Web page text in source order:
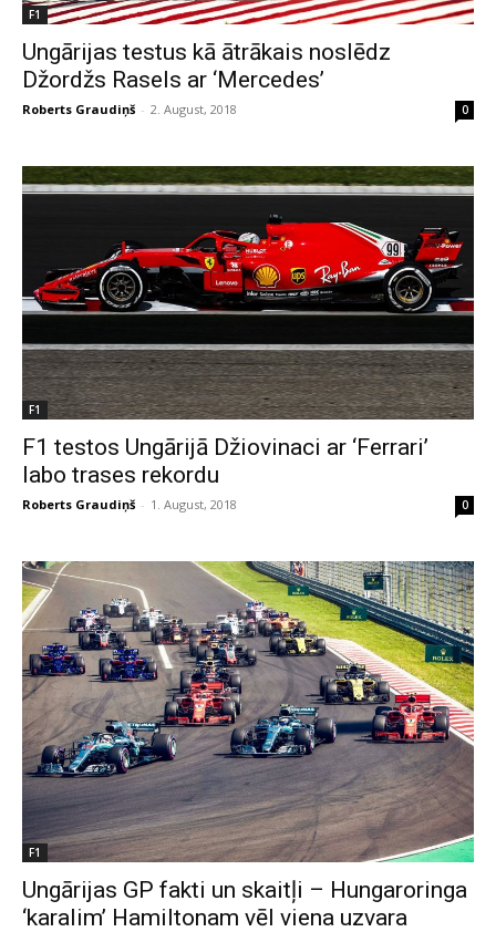
F1
Ungārijas testus kā ātrākais noslēdz
Džordžs Rasels ar ‘Mercedes’
Roberts Graudiņš - 2. August, 2018 0
F1
F1 testos Ungārijā Džiovinaci ar ‘Ferrari’
labo trases rekordu
Roberts Graudiņš - 1. August, 2018 0
F1
Ungārijas GP fakti un skaitļi – Hungaroringa
‘karalim’ Hamiltonam vēl viena uzvara